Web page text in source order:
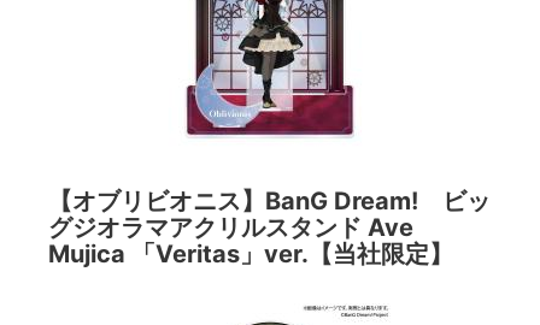
【オブリビオニス】BanG Dream! ビッ
グジオラマアクリルスタンド Ave
Mujica 「Veritas」ver.【当社限定】